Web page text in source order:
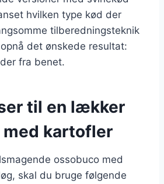
hvilken type kød der
tilberedningsteknik
det ønskede resultat:
fra benet.
til en lækker
med kartofler
ossobuco med
skal du bruge følgende